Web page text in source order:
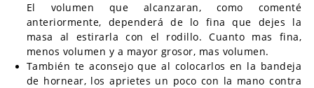
El volumen que alcanzaran, como comenté
anteriormente, dependerá de lo fina que dejes la
masa al estirarla con el rodillo. Cuanto mas fina,
menos volumen y a mayor grosor, mas volumen.
También te aconsejo que al colocarlos en la bandeja
de hornear, los aprietes un poco con la mano contra